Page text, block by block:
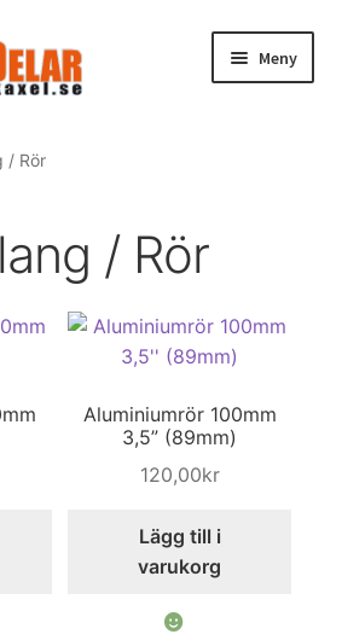
Meny
/ Rör
/ Rör
Aluminiumrör 100mm
3,5” (89mm)
120,00kr
Lägg till i
varukorg